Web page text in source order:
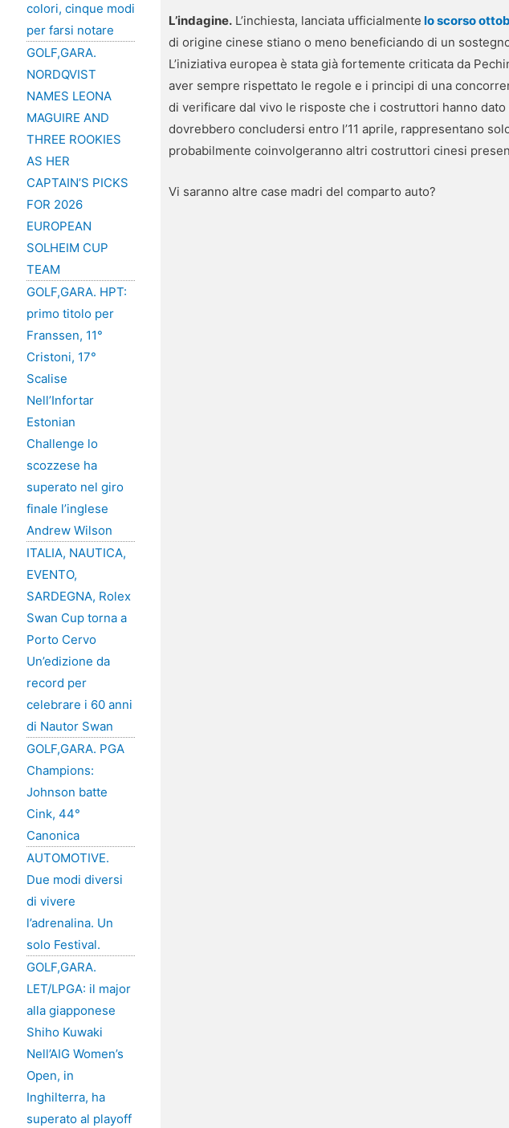
colori, cinque modi
per farsi notare
GOLF,GARA.
NORDQVIST
NAMES LEONA
MAGUIRE AND
THREE ROOKIES
AS HER
CAPTAIN’S PICKS
FOR 2026
EUROPEAN
SOLHEIM CUP
TEAM
GOLF,GARA. HPT:
primo titolo per
Franssen, 11°
Cristoni, 17°
Scalise
Nell’Infortar
Estonian
Challenge lo
scozzese ha
superato nel giro
finale l’inglese
Andrew Wilson
ITALIA, NAUTICA,
EVENTO,
SARDEGNA, Rolex
Swan Cup torna a
Porto Cervo
Un’edizione da
record per
celebrare i 60 anni
di Nautor Swan
GOLF,GARA. PGA
Champions:
Johnson batte
Cink, 44°
Canonica
AUTOMOTIVE.
Due modi diversi
di vivere
l’adrenalina. Un
solo Festival.
GOLF,GARA.
LET/LPGA: il major
alla giapponese
Shiho Kuwaki
Nell’AIG Women’s
Open, in
Inghilterra, ha
superato al playoff
L’indagine. L’inchiesta, lanciata ufficialmente lo scorso
di origine cinese stiano o meno beneficiando di un
L’iniziativa europea è stata già fortemente criticata da
aver sempre rispettato le regole e i principi di una
di verificare dal vivo le risposte che i costruttori hanno
dovrebbero concludersi entro l’11 aprile, rappresentano
probabilmente coinvolgeranno altri costruttori cinesi
Vi saranno altre case madri del comparto auto?